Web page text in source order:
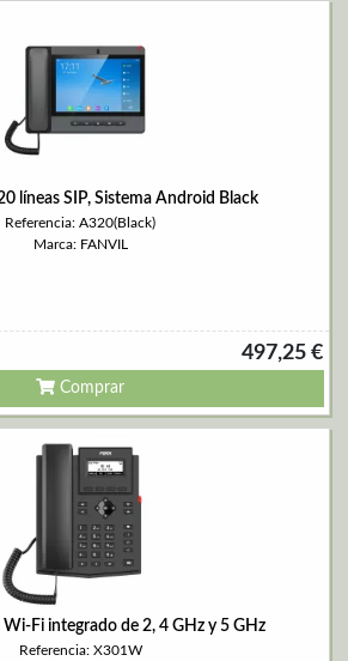
líneas SIP, Sistema Android Black
Referencia: A320(Black)
Marca: FANVIL
497,25 €
Comprar
Wi-Fi integrado de 2, 4 GHz y 5 GHz
Referencia: X301W